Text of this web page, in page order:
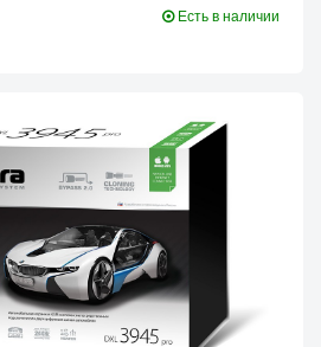
Есть в наличии